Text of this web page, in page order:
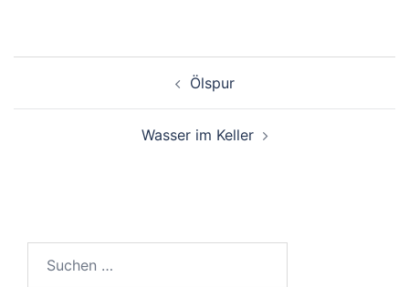
Beitragsnavigation
Ölspur
Wasser im Keller